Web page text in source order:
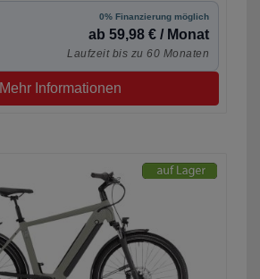
0% Finanzierung möglich
ab 59,98 € / Monat
Laufzeit bis zu 60 Monaten
Mehr Informationen